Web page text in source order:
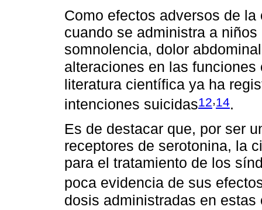
Como efectos adversos de
cuando se administra a
somnolencia, dolor
alteraciones en las
literatura científica ya ha
intenciones suicidas12,14.
Es de destacar que, por ser
receptores de serotonina, la
para el tratamiento de los
poca evidencia de sus
dosis administradas en